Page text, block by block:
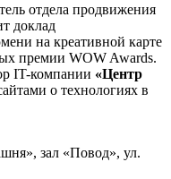
отдела продвижения
доклад
на креативной карте
премии WOW Awards.
IT-компании «Центр
о технологиях в
зал «Повод», ул.